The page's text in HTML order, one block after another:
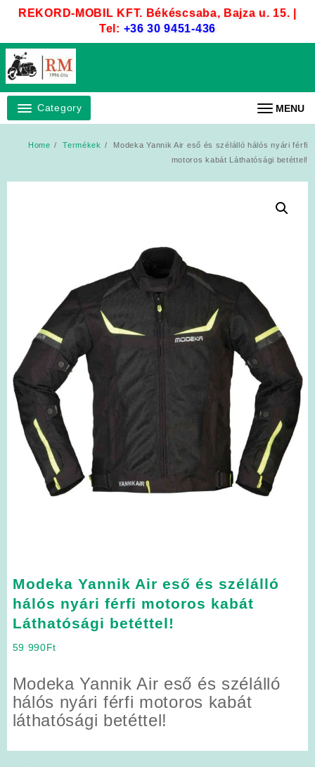
REKORD-MOBIL KFT. Békéscsaba, Bajza u. 15. |
Tel: +36 30 9451-436
Category MENU
Home Termékek
Modeka Yannik Air eső és szélálló hálós nyári férfi
motoros kabát Láthatósági betéttel!
Modeka Yannik Air eső és szélálló
hálós nyári férfi motoros kabát
Láthatósági betéttel!
59 990Ft
Modeka Yannik Air eső és szélálló
hálós nyári férfi motoros kabát
láthatósági betéttel!